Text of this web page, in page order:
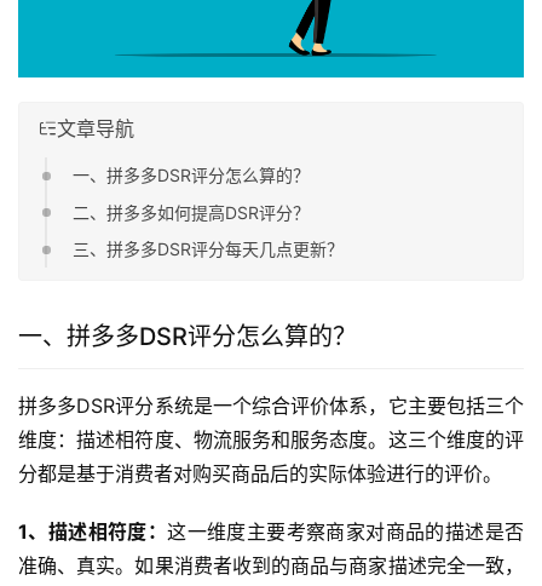
文章导航
一、拼多多DSR评分怎么算的？
二、拼多多如何提高DSR评分？
三、拼多多DSR评分每天几点更新？
一、拼多多DSR评分怎么算的？
拼多多DSR评分系统是一个综合评价体系，它主要包括三个
维度：描述相符度、物流服务和服务态度。这三个维度的评
分都是基于消费者对购买商品后的实际体验进行的评价。
1、描述相符度：这一维度主要考察商家对商品的描述是否
准确、真实。如果消费者收到的商品与商家描述完全一致，